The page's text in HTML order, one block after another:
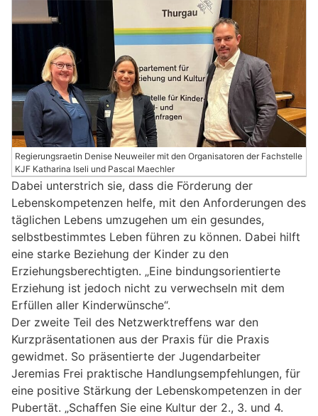
Regierungsraetin Denise Neuweiler mit den Organisatoren der Fachstelle
KJF Katharina Iseli und Pascal Maechler
Dabei unterstrich sie, dass die Förderung der
Lebenskompetenzen helfe, mit den Anforderungen des
täglichen Lebens umzugehen um ein gesundes,
selbstbestimmtes Leben führen zu können. Dabei hilft
eine starke Beziehung der Kinder zu den
Erziehungsberechtigten. „Eine bindungsorientierte
Erziehung ist jedoch nicht zu verwechseln mit dem
Erfüllen aller Kinderwünsche“.
Der zweite Teil des Netzwerktreffens war den
Kurzpräsentationen aus der Praxis für die Praxis
gewidmet. So präsentierte der Jugendarbeiter
Jeremias Frei praktische Handlungsempfehlungen, für
eine positive Stärkung der Lebenskompetenzen in der
Pubertät. „Schaffen Sie eine Kultur der 2., 3. und 4.